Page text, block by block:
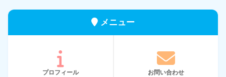
メニュー
プロフィール お問い合わせ